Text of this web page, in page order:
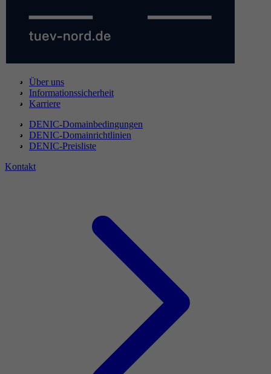
Über uns
Informationssicherheit
Karriere
DENIC-Domainbedingungen
DENIC-Domainrichtlinien
DENIC-Preisliste
Kontakt